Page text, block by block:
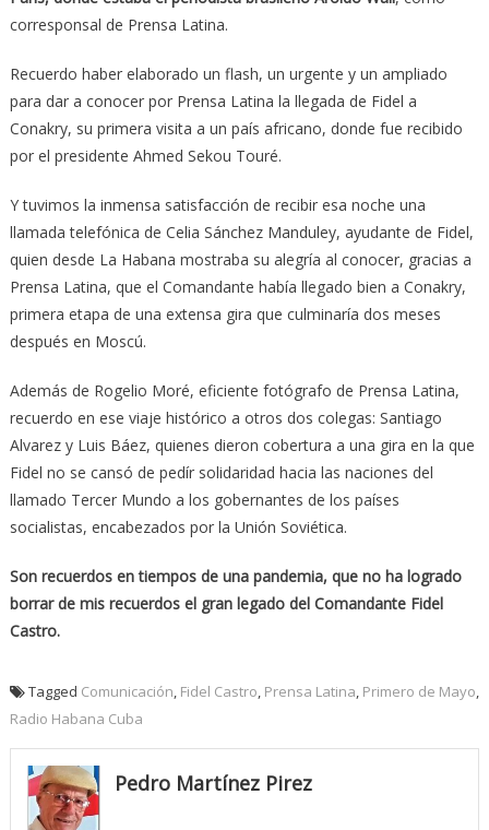
corresponsal de Prensa Latina.
Recuerdo haber elaborado un flash, un urgente y un ampliado
para dar a conocer por Prensa Latina la llegada de Fidel a
Conakry, su primera visita a un país africano, donde fue recibido
por el presidente Ahmed Sekou Touré.
Y tuvimos la inmensa satisfacción de recibir esa noche una
llamada telefónica de Celia Sánchez Manduley, ayudante de Fidel,
quien desde La Habana mostraba su alegría al conocer, gracias a
Prensa Latina, que el Comandante había llegado bien a Conakry,
primera etapa de una extensa gira que culminaría dos meses
después en Moscú.
Además de Rogelio Moré, eficiente fotógrafo de Prensa Latina,
recuerdo en ese viaje histórico a otros dos colegas: Santiago
Alvarez y Luis Báez, quienes dieron cobertura a una gira en la que
Fidel no se cansó de pedír solidaridad hacia las naciones del
llamado Tercer Mundo a los gobernantes de los países
socialistas, encabezados por la Unión Soviética.
Son recuerdos en tiempos de una pandemia, que no ha logrado
borrar de mis recuerdos el gran legado del Comandante Fidel
Castro.
Tagged Comunicación Fidel Castro Prensa Latina Primero de Mayo
Radio Habana Cuba
Pedro Martínez Pirez